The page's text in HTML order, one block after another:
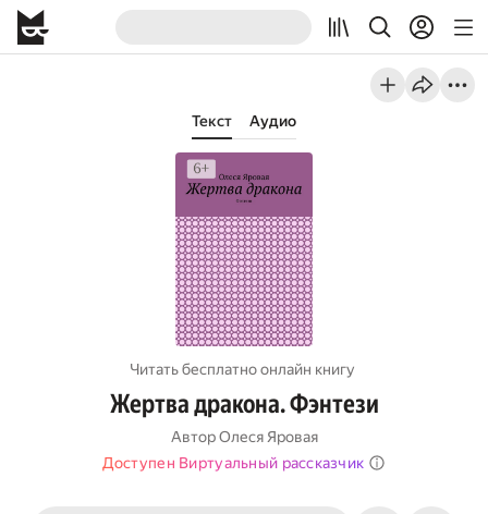
Текст Аудио
Читать бесплатно онлайн книгу
Жертва дракона. Фэнтези
Автор Олеся Яровая
Доступен Виртуальный рассказчик